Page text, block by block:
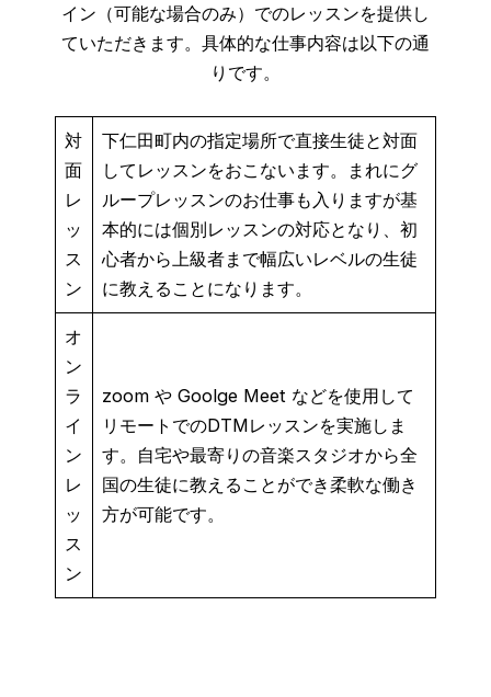
イン（可能な場合のみ）でのレッスンを提供し
ていただきます。具体的な仕事内容は以下の通
りです。
対
面
レ
ッ
ス
ン
下仁田町内の指定場所で直接生徒と対面
してレッスンをおこないます。まれにグ
ループレッスンのお仕事も入りますが基
本的には個別レッスンの対応となり、初
心者から上級者まで幅広いレベルの生徒
に教えることになります。
オ
ン
ラ
イ
ン
レ
ッ
ス
ン
zoom や Goolge Meet などを使用して
リモートでのDTMレッスンを実施しま
す。自宅や最寄りの音楽スタジオから全
国の生徒に教えることができ柔軟な働き
方が可能です。